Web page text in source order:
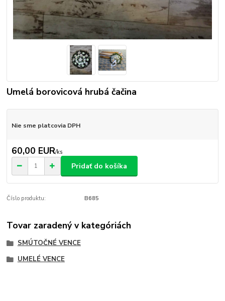
Umelá borovicová hrubá čačina
Nie sme platcovia DPH
60,00 EUR/ks
Pridať do košíka
Číslo produktu: B685
Tovar zaradený v kategóriách
SMÚTOČNÉ VENCE
UMELÉ VENCE